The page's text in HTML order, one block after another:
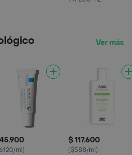
Ver más
ml)
$ 117.600
($588/ml)